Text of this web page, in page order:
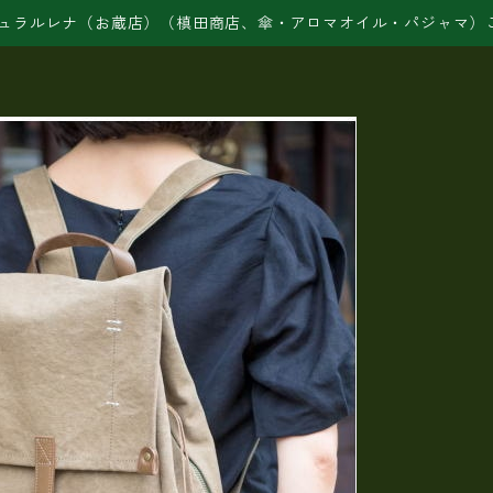
ラルレナ（お蔵店）（槙田商店、傘・アロマオイル・パジャマ）